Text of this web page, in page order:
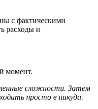
с фактическими
расходы и
момент.
сложности. Затем
просто в никуда.